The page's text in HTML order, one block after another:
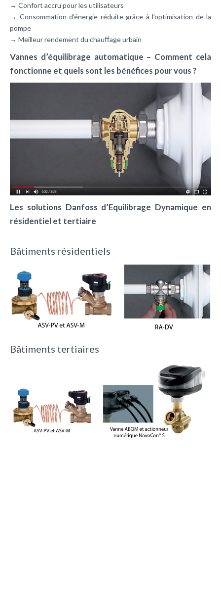
→ Confort accru pour les utilisateurs
→ Consommation d’énergie réduite grâce à l’optimisation de la
pompe
→ Meilleur rendement du chauﬀage urbain
Vannes d’équilibrage automatique – Comment cela
fonctionne et quels sont les bénéfices pour vous ?
Les solutions Danfoss d’Equilibrage Dynamique en
résidentiel et tertiaire
Bâtiments résidentiels
Bâtiments tertiaires